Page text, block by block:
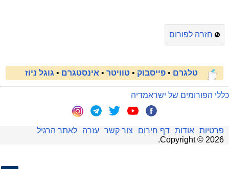
חזרה לפורום
טלגרם • פייסבוק • טוויטר • אינסטגרם • גוגל ניוז
כללי הפורומים של ישראמדיה
פרטיות אודות דף חירום צור קשר עזרה
לאתר הרגיל
Copyright © 2026
.